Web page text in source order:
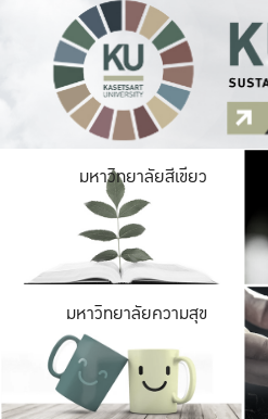
มหาวิทยาลัยสีเขียว
มหาวิทยาลัยความสุข